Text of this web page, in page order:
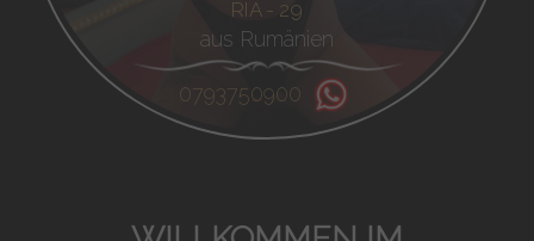
RIA - 29
aus Rumänien
0793750900